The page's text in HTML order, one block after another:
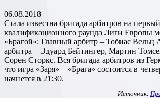
06.08.2018
Стала известна бригада арбитров на
квалификационного раунда Лиги Европы
«Брагой»: Главный арбитр – Тобиас Вельц
арбитра – Эдуард Бейтингер, Мартин
Сорен Сторкс. Вся бригада арбитров из
что игра «Заря» – «Брага» состоится в
начнется в 21:30.
Источник: